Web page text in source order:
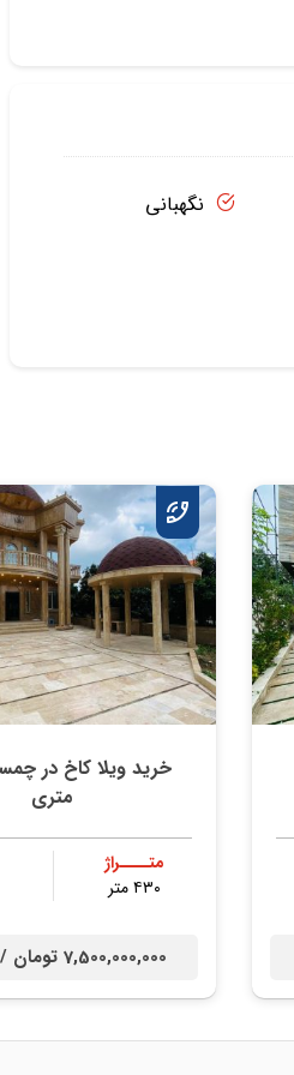
نگهبانی
متری
متــــراژ
۴۳۰ متر
7,500,000,000 تومان /